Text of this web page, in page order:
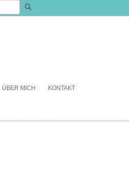
ÜBER MICH KONTAKT